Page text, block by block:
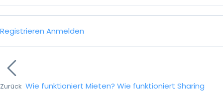
Registrieren Anmelden
Zurück Wie funktioniert Mieten? Wie funktioniert Sharing